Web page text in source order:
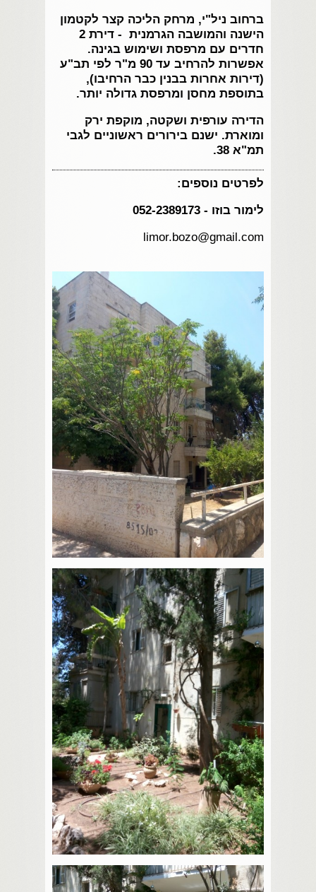
ברחוב ניל"י, מרחק הליכה קצר לקטמון
הישנה והמושבה הגרמנית - דירת 2
חדרים עם מרפסת ושימוש בגינה.
אפשרות להרחיב עד 90 מ"ר לפי תב"ע
(דירות אחרות בבנין כבר הרחיבו),
בתוספת מחסן ומרפסת גדולה יותר.
הדירה עורפית ושקטה, מוקפת ירק
ומוארת. ישנם בירורים ראשוניים לגבי
תמ"א 38.
לפרטים נוספים:
לימור בוזו - 052-2389173
limor.bozo@gmail.com